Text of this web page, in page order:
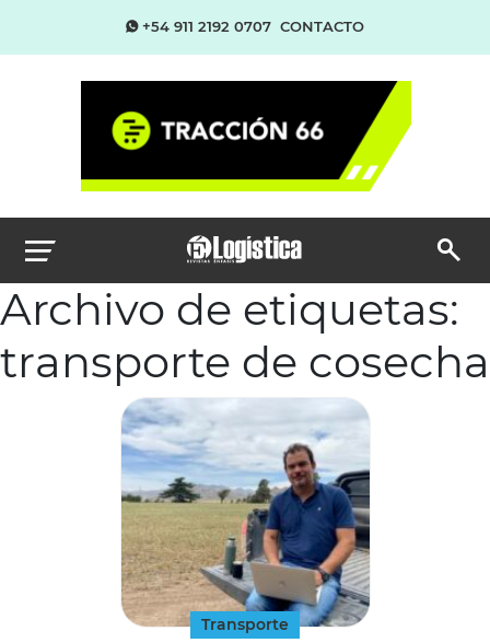
+54 911 2192 0707 CONTACTO
Archivo de etiquetas:
transporte de cosecha
Transporte